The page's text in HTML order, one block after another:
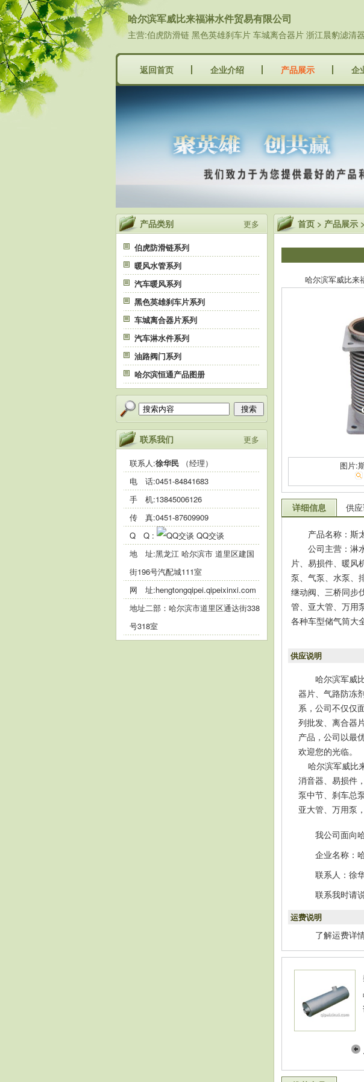
哈尔滨军威比来福淋水件贸易有限公司
主营:伯虎防滑链 黑色英雄刹车片 车城离合器片 浙江晨豹滤清
返回首页 企业介绍 产品展示 企
更多
产品类别
伯虎防滑链系列
暖风水管系列
汽车暖风系列
黑色英雄刹车片系列
车城离合器片系列
汽车淋水件系列
油路阀门系列
哈尔滨恒通产品图册
搜索
更多
联系我们
联系人:徐华民 （经理）
电 话:0451-84841683
手 机:13845006126
传 真:0451-87609909
Q Q :
QQ交谈
地 址:黑龙江 哈尔滨市 道里区建国
街196号汽配城111室
网 址:hengtongqipei.qipeixinxi.com
地址二部：哈尔滨市道里区通达街338
号318室
首页 > 产品展示 >
哈尔滨军威比来
图片:
详细信息 供
产品名称：斯
公司主营：淋
片、易损件、暖风
泵、气泵、水泵、
继动阀、三桥同步
管、亚大管、万用
各种车型储气筒大
供应说明
哈尔滨军威
器片、气路防冻
系，公司不仅仅
列批发、离合器
产品，公司以最
欢迎您的光临。
哈尔滨军威比
消音器、易损件
泵中节、刹车总
亚大管、万用泵
我公司面向
企业名称：
联系人：徐
联系我时请
运费说明
了解运费详